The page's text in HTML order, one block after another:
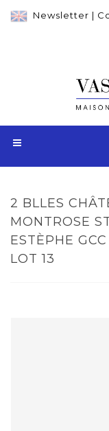
Newsletter |
2 BLLES
MONTROSE
ESTÈPHE
LOT 13